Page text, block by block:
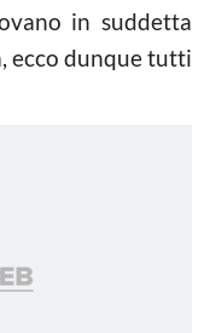
in suddetta
ecco dunque tutti